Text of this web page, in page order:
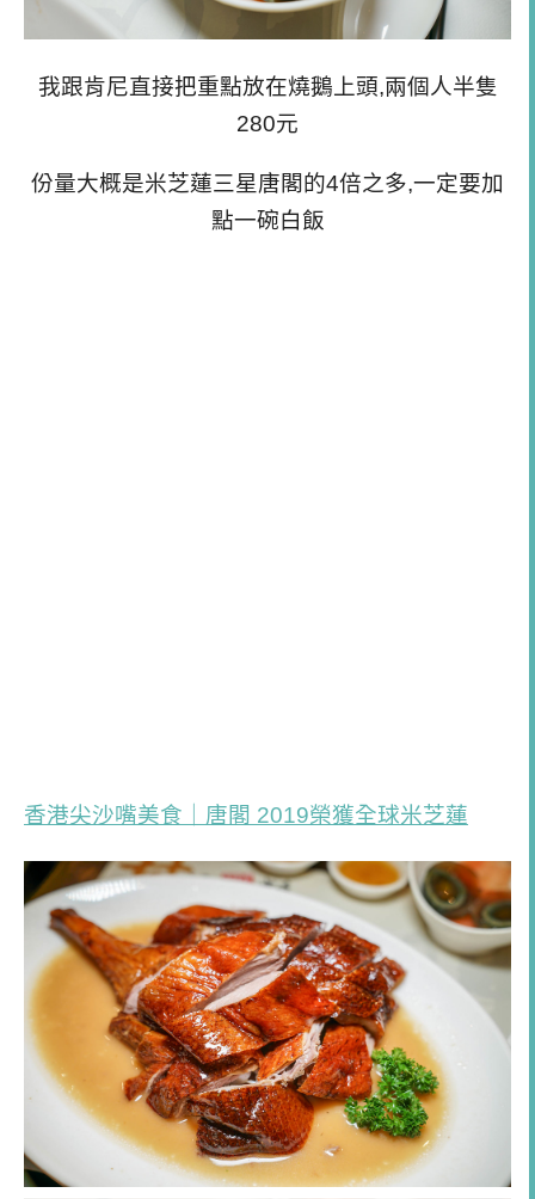
我跟肯尼直接把重點放在燒鵝上頭,兩個人半隻
280元
份量大概是米芝蓮三星唐閣的4倍之多,一定要加
點一碗白飯
香港尖沙嘴美食｜唐閣 2019榮獲全球米芝蓮